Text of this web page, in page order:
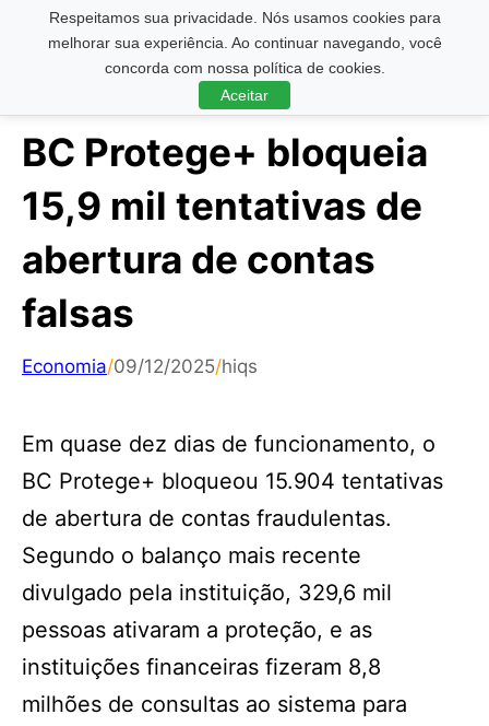
Respeitamos sua privacidade. Nós usamos cookies para
melhorar sua experiência. Ao continuar navegando, você
concorda com nossa política de cookies.
Aceitar
Pesquisar ...
BC Protege+ bloqueia
15,9 mil tentativas de
abertura de contas
falsas
Economia/09/12/2025/hiqs
Em quase dez dias de funcionamento, o
BC Protege+ bloqueou 15.904 tentativas
de abertura de contas fraudulentas.
Segundo o balanço mais recente
divulgado pela instituição, 329,6 mil
pessoas ativaram a proteção, e as
instituições financeiras fizeram 8,8
milhões de consultas ao sistema para